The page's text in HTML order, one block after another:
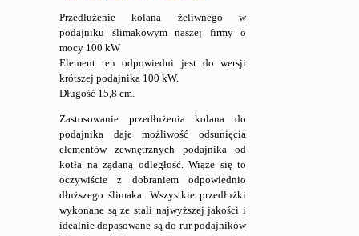
Przedłużenie kolana żeliwnego w
podajniku ślimakowym naszej firmy o
mocy 100 kW
Element ten odpowiedni jest do wersji
krótszej podajnika 100 kW.
Długość 15,8 cm.
Zastosowanie przedłużenia kolana do
podajnika daje możliwość odsunięcia
elementów zewnętrznych podajnika od
kotła na żądaną odległość. Wiąże się to
oczywiście z dobraniem odpowiednio
dłuższego ślimaka. Wszystkie przedłużki
wykonane są ze stali najwyższej jakości i
idealnie dopasowane są do rur podajników